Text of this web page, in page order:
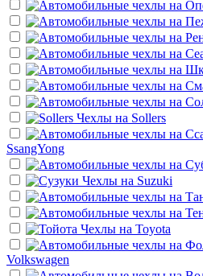
Чехлы на Sollers
SsangYong
Чехлы на Suzuki
Чехлы на Toyota
Volkswagen